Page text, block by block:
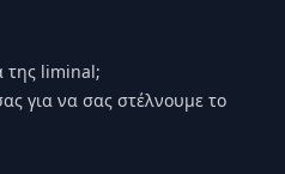
της liminal;
για να σας στέλνουμε το